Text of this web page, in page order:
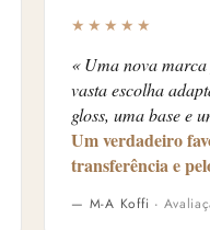
★★★★★
« Uma nova
vasta escolha
gloss, uma base e
Um verdadeiro
transferência e
— M-A Koffi ·